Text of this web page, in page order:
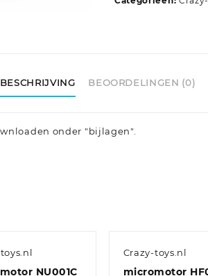
BESCHRIJVING BEOORDELINGEN (0)
onder "bijlagen".
NU001C
Crazy-toys.nl
micromotor